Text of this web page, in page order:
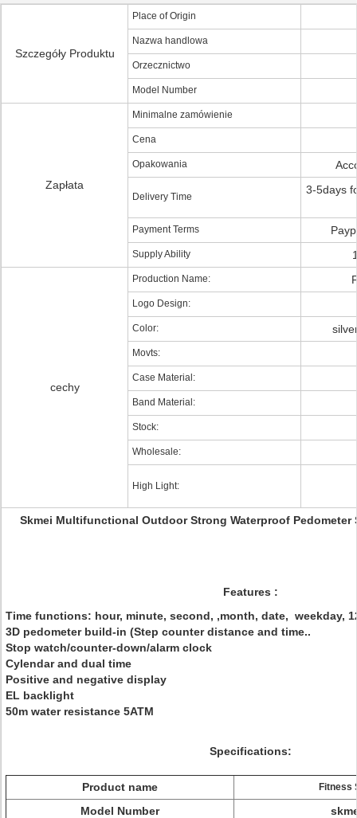
Szczegóły Produktu
Place of Origin
Nazwa handlowa
Orzecznictwo
Model Number
Zapłata
Minimalne zamówienie
Cena
Opakowania
Delivery Time
3-5days
Payment Terms
Supply Ability
cechy
Production Name:
Logo Design:
Color:
Movts:
Case Material:
Band Material:
Stock:
Wholesale:
High Light:
Skmei Multifunctional Outdoor Strong Waterproof Pedometer
Features :
Time functions: hour, minute, second, ,month, date, weekday,
3D pedometer build-in (Step counter distance and time..
Stop watch/counter-down/alarm clock
Cylendar and dual time
Positive and negative display
EL backlight
50m water resistance 5ATM
Specifications:
Product name Fitness
Model Number